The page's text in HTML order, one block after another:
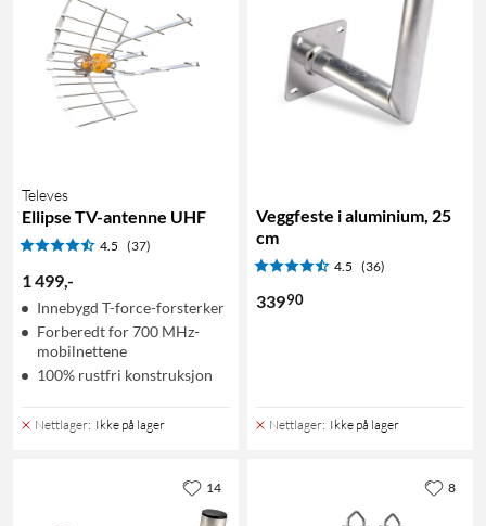
Televes
Ellipse TV-antenne UHF
4.5 (37)
1 499,-
Innebygd T-force-forsterker
Forberedt for 700 MHz-
mobilnettene
100% rustfri konstruksjon
Nettlager: Ikke på lager
Veggfeste i aluminium, 25
cm
4.5 (36)
33990
Nettlager: Ikke på lager
14 8